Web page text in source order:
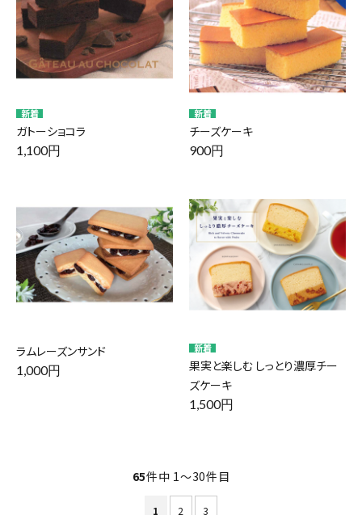
ガトーショコラ
1,100円
チーズケーキ
900円
ラムレーズンサンド
1,000円
果実と楽しむ しっとり濃厚チー
ズケーキ
1,500円
65件中 1〜30件目
1 2 3